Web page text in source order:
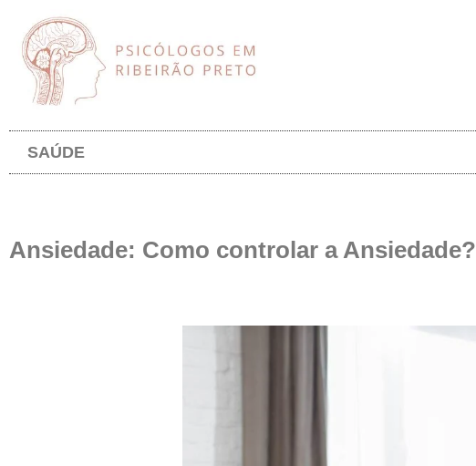
SAÚDE
Ansiedade: Como controlar a Ansiedade?